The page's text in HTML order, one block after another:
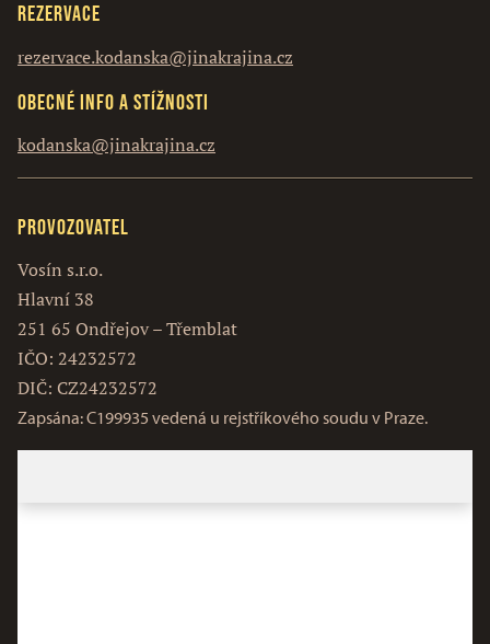
Rezervace
rezervace.kodanska@jinakrajina.cz
Obecné info a stížnosti
kodanska@jinakrajina.cz
Provozovatel
Vosín s.r.o.
Hlavní 38
251 65 Ondřejov – Třemblat
IČO: 24232572
DIČ: CZ24232572
Zapsána: C199935 vedená u rejstříkového soudu v Praze.